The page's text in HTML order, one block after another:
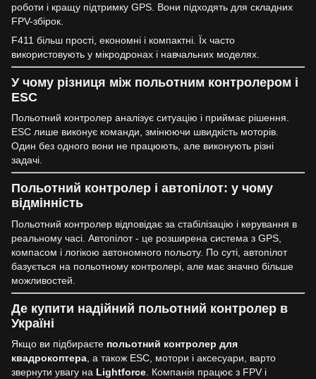
роботи і кращу підтримку GPS. Вони підходять для складних
FPV-збірок.
F411 більш прості, економні і компактні. Їх часто
використовують у мікродронах і навчальних моделях.
У чому різниця між польотним контролером і
ESC
Польотний контролер аналізує ситуацію і приймає рішення.
ESC лише виконує команди, змінюючи швидкість моторів.
Один без одного вони не працюють, але виконують різні
задачі.
Польотний контролер і автопілот: у чому
відмінність
Польотний контролер відповідає за стабілізацію і керування в
реальному часі. Автопілот - це розширена система з GPS,
компасом і логікою автономного польоту. По суті, автопілот
базується на польотному контролері, але має значно більше
можливостей.
Де купити надійний польотний контролер в
Україні
Якщо ви підбираєте польотний контролер для
квадрокоптера, а також ESC, мотори і аксесуари, варто
звернути увагу на Lightforce. Компанія працює з FPV і